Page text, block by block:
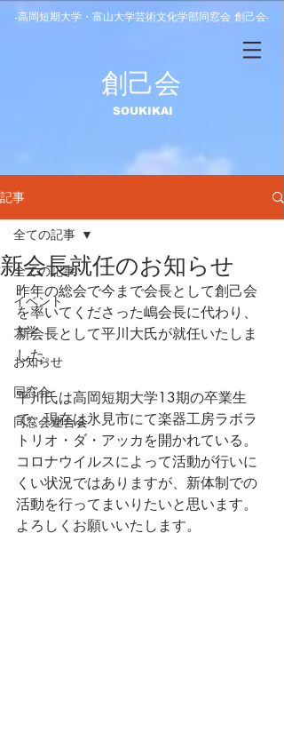
-高岡短期大学・富山大学芸術文化学部同窓会 創己会-
​SOUKIKAI
​創己会
記事
全ての記事
イベント
大学
お知らせ
同窓会
同窓会連合会
全ての記事
新会長就任のお知らせ
昨年の総会で今まで会長として創己会
を率いてくださった嶋会長に代わり、
新会長として平川大氏が就任いたしま
した。
平川氏は高岡短期大学13期の卒業生
で、現在は氷見市にて楽器工房ラボラ
トリオ・ダ・アッカを開かれている。
コロナウイルスによって活動が行いに
くい状況ではありますが、新体制での
活動を行ってまいりたいと思います。
よろしくお願いいたします。